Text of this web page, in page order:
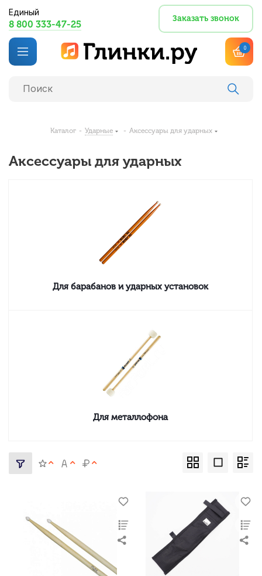
Единый
8 800 333-47-25
Заказать звонок
0
Каталог - Ударные - Аксессуары для ударных
Аксессуары для ударных
Для барабанов и ударных установок
Для металлофона